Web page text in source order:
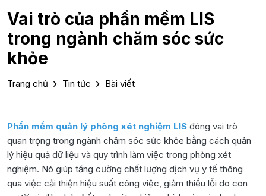
Vai trò của phần mềm LIS
trong ngành chăm sóc sức
khỏe
Trang chủ Tin tức Bài viết
Phần mềm quản lý phòng xét nghiệm LIS đóng vai trò
quan trọng trong ngành chăm sóc sức khỏe bằng cách quản
lý hiệu quả dữ liệu và quy trình làm việc trong phòng xét
nghiệm. Nó giúp tăng cường chất lượng dịch vụ y tế thông
qua việc cải thiện hiệu suất công việc, giảm thiểu lỗi do con